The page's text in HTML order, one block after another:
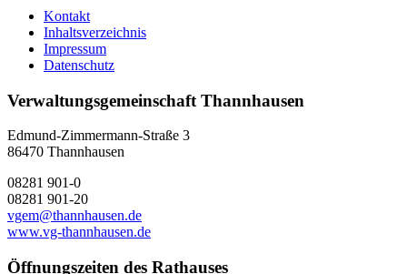
Kontakt
Inhaltsverzeichnis
Impressum
Datenschutz
Verwaltungsgemeinschaft Thannhausen
Edmund-Zimmermann-Straße 3
86470 Thannhausen
08281 901-0
08281 901-20
vgem@thannhausen.de
www.vg-thannhausen.de
Öffnungszeiten des Rathauses